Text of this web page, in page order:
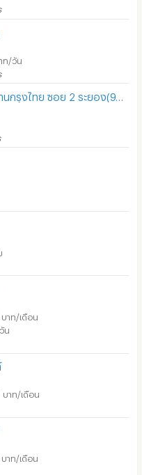
ท/วัน
บาท/เดือน
น
บาท/เดือน
บาท/เดือน